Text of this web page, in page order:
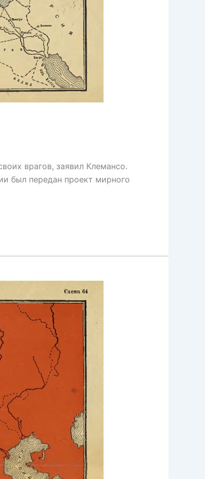
врагов, заявил Клемансо.
был передан проект мирного